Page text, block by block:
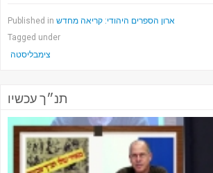
Published in ארון הספרים היהודי: קריאה מחדש
Tagged under
צימבליסטה
תנ״ך עכשיו